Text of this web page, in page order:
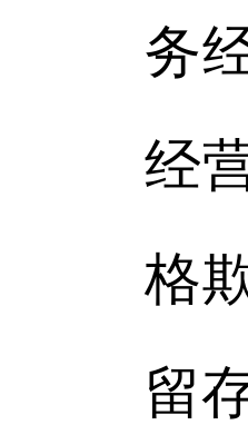
务
经
格
留